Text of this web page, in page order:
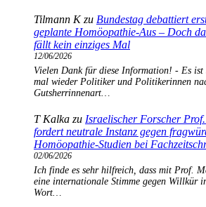
Tilmann Kzu Bundestag debattiert
geplante Homöopathie-Aus – Doch
fällt kein einziges Mal
12/06/2026
Vielen Dank für diese Information! - Es ist
mal wieder Politiker und Politikerinnen
Gutsherrinnenart…
T Kalka zu Israelischer Forscher
fordert neutrale Instanz gegen
Homöopathie-Studien bei
02/06/2026
Ich finde es sehr hilfreich, dass mit Prof.
eine internationale Stimme gegen Willkür
Wort…